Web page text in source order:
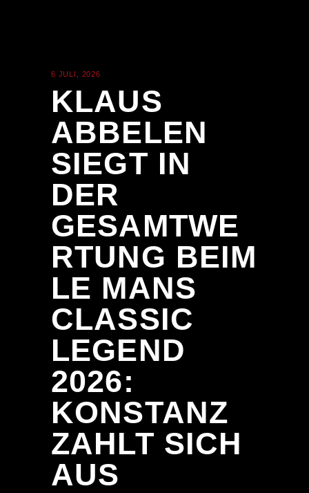
6 JULI, 2026
KLAUS
ABBELEN
SIEGT IN
DER
GESAMTWE
RTUNG BEIM
LE MANS
CLASSIC
LEGEND
2026:
KONSTANZ
ZAHLT SICH
AUS